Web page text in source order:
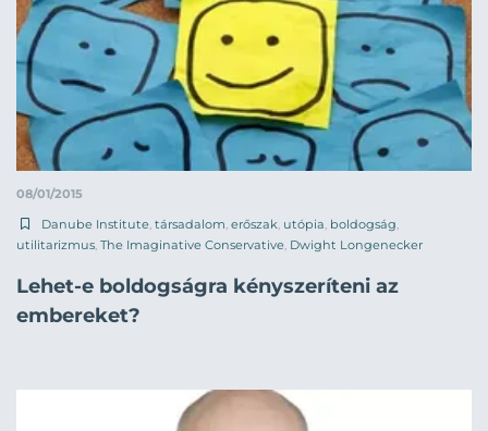
08/01/2015
Danube Institute társadalom erőszak utópia boldogság
utilitarizmus The Imaginative Conservative Dwight Longenecker
Lehet-e boldogságra kényszeríteni az
embereket?